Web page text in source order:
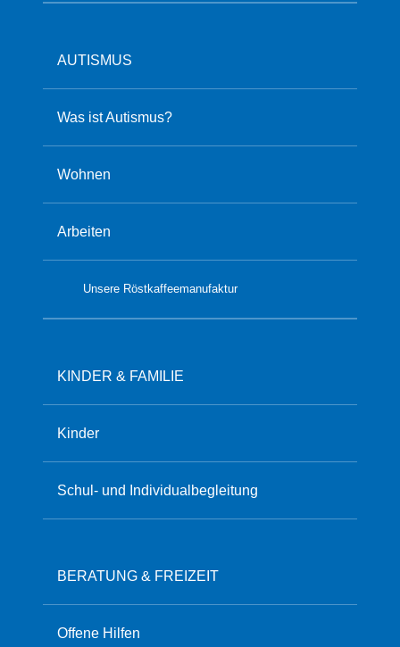
AUTISMUS
Was ist Autismus?
Wohnen
Arbeiten
Unsere Röstkaffeemanufaktur
KINDER & FAMILIE
Kinder
Schul- und Individualbegleitung
BERATUNG & FREIZEIT
Offene Hilfen